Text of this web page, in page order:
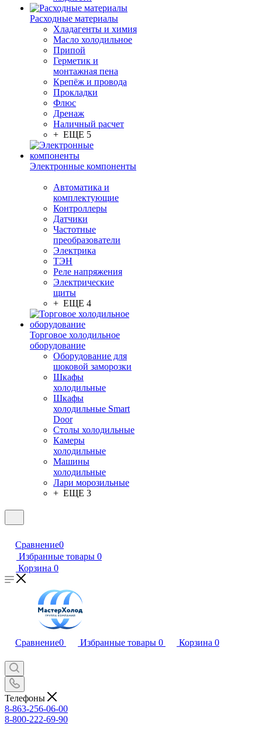
Расходные материалы
Хладагенты и химия
Масло холодильное
Припой
Герметик и
монтажная пена
Крепёж и провода
Прокладки
Флюс
Дренаж
Наличный расчет
+ ЕЩЕ 5
Электронные компоненты
Автоматика и
комплектующие
Контроллеры
Датчики
Частотные
преобразователи
Электрика
ТЭН
Реле напряжения
Электрические
щиты
+ ЕЩЕ 4
Торговое холодильное
оборудование
Оборудование для
шоковой заморозки
Шкафы
холодильные
Шкафы
холодильные Smart
Door
Столы холодильные
Камеры
холодильные
Машины
холодильные
Лари морозильные
+ ЕЩЕ 3
Сравнение0
Избранные товары 0
Корзина 0
Сравнение0 Избранные товары 0 Корзина 0
Телефоны
8-863-256-06-00
8-800-222-69-90